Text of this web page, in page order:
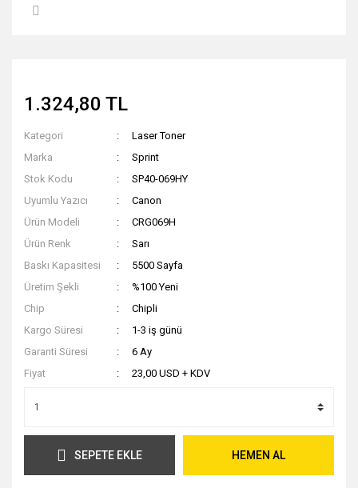
1.324,80 TL
Kategori
Laser Toner
Marka
Sprint
Stok Kodu
SP40-069HY
Uyumlu Yazıcı
Canon
Ürün Modeli
CRG069H
Ürün Renk
Sarı
Baskı Kapasitesi
5500 Sayfa
Üretim Şekli
%100 Yeni
Chip
Chipli
Kargo Süresi
1-3 iş günü
Garanti Süresi
6 Ay
Fiyat
23,00 USD + KDV
SEPETE EKLE HEMEN AL